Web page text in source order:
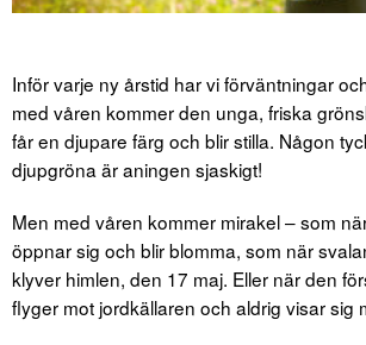
Inför varje ny årstid har vi förväntningar
med våren kommer den unga, friska
får en djupare färg och blir stilla. Någon
djupgröna är aningen sjaskigt!
Men med våren kommer mirakel – som
öppnar sig och blir blomma, som när
klyver himlen, den 17 maj. Eller när den
flyger mot jordkällaren och aldrig visar sig